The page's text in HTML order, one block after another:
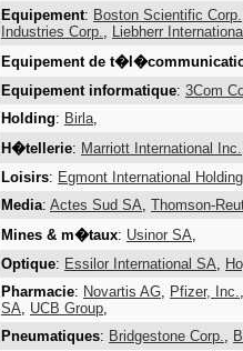
Equipement: Boston Scientific Corp.
Industries Corp., Liebherr
Equipement de
Equipement informatique: 3Com
Holding: Birla,
H�tellerie: Marriott International Inc.
Loisirs: Egmont International
Media: Actes Sud SA, Thomson-
Mines & m�taux: Usinor SA,
Optique: Essilor International SA,
Pharmacie: Novartis AG, Pfizer, Inc.,
SA, UCB Group,
Pneumatiques: Bridgestone Corp.,